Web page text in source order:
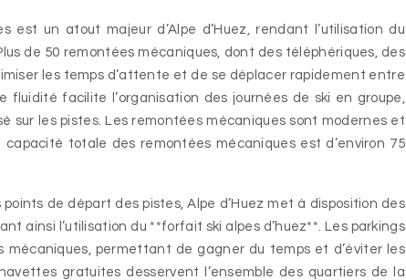
est un atout majeur d’Alpe d’Huez, rendant l’utilisation du
de 50 remontées mécaniques, dont des téléphériques, des
les temps d’attente et de se déplacer rapidement entre
facilite l’organisation des journées de ski en groupe,
les pistes. Les remontées mécaniques sont modernes et
totale des remontées mécaniques est d’environ 75
de départ des pistes, Alpe d’Huez met à disposition des
ainsi l’utilisation du **forfait ski alpes d’huez**. Les parkings
mécaniques, permettant de gagner du temps et d’éviter les
gratuites desservent l’ensemble des quartiers de la